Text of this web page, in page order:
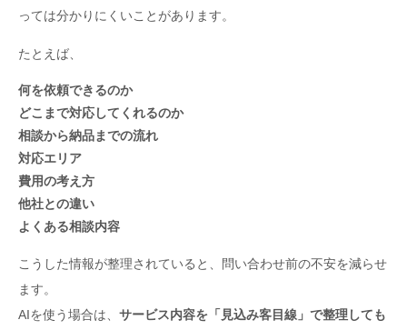
っては分かりにくいことがあります。
たとえば、
何を依頼できるのか
どこまで対応してくれるのか
相談から納品までの流れ
対応エリア
費用の考え方
他社との違い
よくある相談内容
こうした情報が整理されていると、問い合わせ前の不安を減らせ
ます。
AIを使う場合は、 サービス内容を「見込み客目線」で整理しても